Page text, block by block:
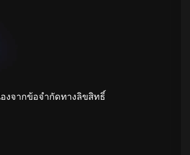
งจากข้อจำกัดทางลิขสิทธิ์